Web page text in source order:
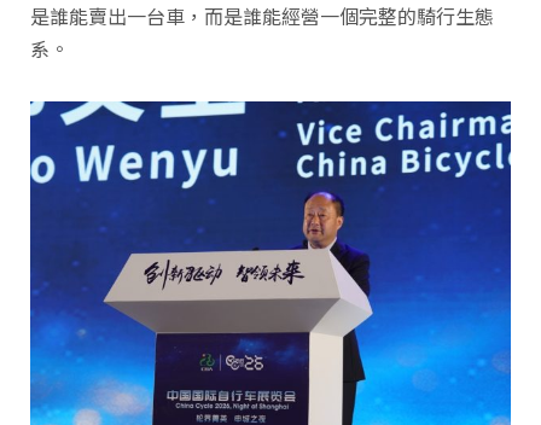
是誰能賣出一台車，而是誰能經營一個完整的騎行生態
系。